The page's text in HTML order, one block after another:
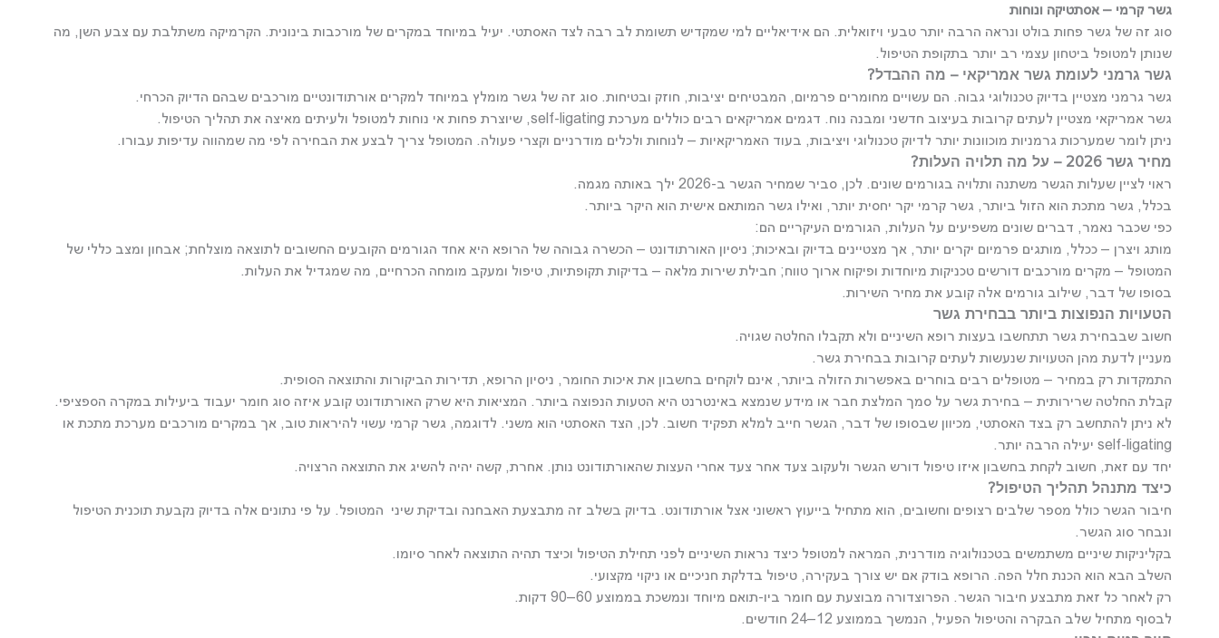
גשר קרמי – אסתטיקה ונוחות
סוג זה של גשר פחות בולט ונראה הרבה יותר טבעי ויזואלית. הם אידיאליים למי שמקדיש תשומת לב רבה לצד האסתטי. יעיל במיוחד במקרים של מורכבות בינונית. הקרמיקה משתלבת עם צבע השן, מה
שנותן למטופל ביטחון עצמי רב יותר בתקופת הטיפול.
גשר גרמני לעומת גשר אמריקאי – מה ההבדל?
גשר גרמני מצטיין בדיוק טכנולוגי גבוה. הם עשויים מחומרים פרמיום, המבטיחים יציבות, חוזק ובטיחות. סוג זה של גשר מומלץ במיוחד למקרים אורתודונטיים מורכבים שבהם הדיוק הכרחי.
גשר אמריקאי מצטיין לעתים קרובות בעיצוב חדשני ומבנה נוח. דגמים אמריקאים רבים כוללים מערכת self-ligating, שיוצרת פחות אי נוחות למטופל ולעיתים מאיצה את תהליך הטיפול.
ניתן לומר שמערכות גרמניות מוכוונות יותר לדיוק טכנולוגי ויציבות, בעוד האמריקאיות – לנוחות ולכלים מודרניים וקצרי פעולה. המטופל צריך לבצע את הבחירה לפי מה שמהווה עדיפות עבורו.
מחיר גשר 2026 – על מה תלויה העלות?
ראוי לציין שעלות הגשר משתנה ותלויה בגורמים שונים. לכן, סביר שמחיר הגשר ב-2026 ילך באותה מגמה.
בכלל, גשר מתכת הוא הזול ביותר, גשר קרמי יקר יחסית יותר, ואילו גשר המותאם אישית הוא היקר ביותר.
כפי שכבר נאמר, דברים שונים משפיעים על העלות, הגורמים העיקריים הם:
מותג ויצרן – ככלל, מותגים פרמיום יקרים יותר, אך מצטיינים בדיוק ובאיכות; ניסיון האורתודונט – הכשרה גבוהה של הרופא היא אחד הגורמים הקובעים החשובים לתוצאה מוצלחת; אבחון ומצב כללי של
המטופל – מקרים מורכבים דורשים טכניקות מיוחדות ופיקוח ארוך טווח; חבילת שירות מלאה – בדיקות תקופתיות, טיפול ומעקב מומחה הכרחיים, מה שמגדיל את העלות.
בסופו של דבר, שילוב גורמים אלה קובע את מחיר השירות.
הטעויות הנפוצות ביותר בבחירת גשר
חשוב שבבחירת גשר תתחשבו בעצות רופא השיניים ולא תקבלו החלטה שגויה.
מעניין לדעת מהן הטעויות שנעשות לעתים קרובות בבחירת גשר.
התמקדות רק במחיר – מטופלים רבים בוחרים באפשרות הזולה ביותר, אינם לוקחים בחשבון את איכות החומר, ניסיון הרופא, תדירות הביקורות והתוצאה הסופית.
קבלת החלטה שרירותית – בחירת גשר על סמך המלצת חבר או מידע שנמצא באינטרנט היא הטעות הנפוצה ביותר. המציאות היא שרק האורתודונט קובע איזה סוג חומר יעבוד ביעילות במקרה הספציפי.
לא ניתן להתחשב רק בצד האסתטי, מכיוון שבסופו של דבר, הגשר חייב למלא תפקיד חשוב. לכן, הצד האסתטי הוא משני. לדוגמה, גשר קרמי עשוי להיראות טוב, אך במקרים מורכבים מערכת מתכת או
self-ligating יעילה הרבה יותר.
יחד עם זאת, חשוב לקחת בחשבון איזו טיפול דורש הגשר ולעקוב צעד אחר צעד אחרי העצות שהאורתודונט נותן. אחרת, קשה יהיה להשיג את התוצאה הרצויה.
כיצד מתנהל תהליך הטיפול?
חיבור הגשר כולל מספר שלבים רצופים וחשובים, הוא מתחיל בייעוץ ראשוני אצל אורתודונט. בדיוק בשלב זה מתבצעת האבחנה ובדיקת שיני המטופל. על פי נתונים אלה בדיוק נקבעת תוכנית הטיפול
ונבחר סוג הגשר.
בקליניקות שיניים משתמשים בטכנולוגיה מודרנית, המראה למטופל כיצד נראות השיניים לפני תחילת הטיפול וכיצד תהיה התוצאה לאחר סיומו.
השלב הבא הוא הכנת חלל הפה. הרופא בודק אם יש צורך בעקירה, טיפול בדלקת חניכיים או ניקוי מקצועי.
רק לאחר כל זאת מתבצע חיבור הגשר. הפרוצדורה מבוצעת עם חומר ביו-תואם מיוחד ונמשכת בממוצע 60–90 דקות.
לבסוף מתחיל שלב הבקרה והטיפול הפעיל, הנמשך בממוצע 12–24 חודשים.